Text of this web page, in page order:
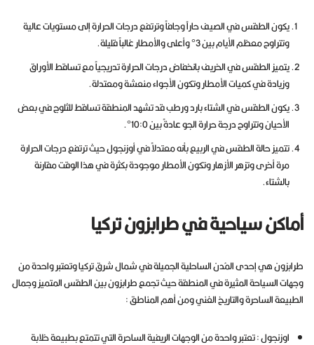
يكون الطقس في الصيف حاراً وجافاً وترتفع درجات الحرارة إلى مستويات عالية
وتتراوح معظم الأيام بين 3° وأعلى والأمطار غالباً قليلة.
يتميز الطقس في الخريف بانخفاض درجات الحرارة تدريجياً مع تساقط الأوراق
وزيادة في كميات الأمطار وتكون الأجواء منعشة ومعتدلة.
يكون الطقس في الشتاء بارد ورطب قد تشهد المنطقة تساقط للثلوج في بعض
الأحيان وتتراوح درجة حرارة الجو عادةً بين 10:0°.
تتميز حالة الطقس في الربيع بأنه معتدلاً في أوزنجول حيث ترتفع درجات الحرارة
مرة أخرى وتزهر الأزهار وتكون الأمطار موجودة بكثرة في هذا الوقت مقارنة
بالشتاء.
أماكن سياحية في طرابزون تركيا
طرابزون هي إحدى المُدن الساحلية الجميلة في شمال شرق تركيا وتعتبر واحدة من
وجهات السياحة المثيرة في المنطقة حيث تجمع طرابزون بين الطقس المتميز وجمال
الطبيعة الساحرة والتاريخ الغني ومن أهم المناطق :
اوزنجول : تعتبر واحدة من الوجهات الريفية الساحرة التي تتمتع بطبيعة خلابة